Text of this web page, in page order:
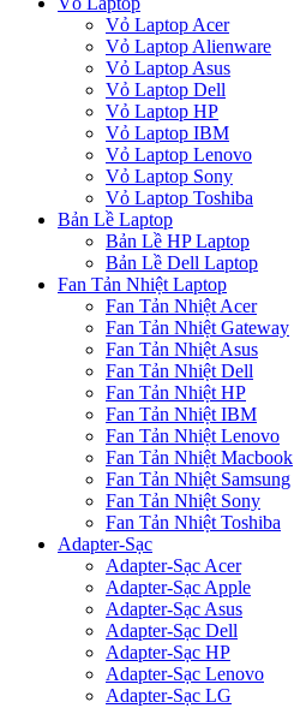
Vỏ Laptop Acer
Vỏ Laptop Alienware
Vỏ Laptop Asus
Vỏ Laptop Dell
Vỏ Laptop HP
Vỏ Laptop IBM
Vỏ Laptop Lenovo
Vỏ Laptop Sony
Vỏ Laptop Toshiba
Bản Lề Laptop
Bản Lề HP Laptop
Bản Lề Dell Laptop
Fan Tản Nhiệt Laptop
Fan Tản Nhiệt Acer
Fan Tản Nhiệt Gateway
Fan Tản Nhiệt Asus
Fan Tản Nhiệt Dell
Fan Tản Nhiệt HP
Fan Tản Nhiệt IBM
Fan Tản Nhiệt Lenovo
Fan Tản Nhiệt Macbook
Fan Tản Nhiệt Samsung
Fan Tản Nhiệt Sony
Fan Tản Nhiệt Toshiba
Adapter-Sạc
Adapter-Sạc Acer
Adapter-Sạc Apple
Adapter-Sạc Asus
Adapter-Sạc Dell
Adapter-Sạc HP
Adapter-Sạc Lenovo
Adapter-Sạc LG